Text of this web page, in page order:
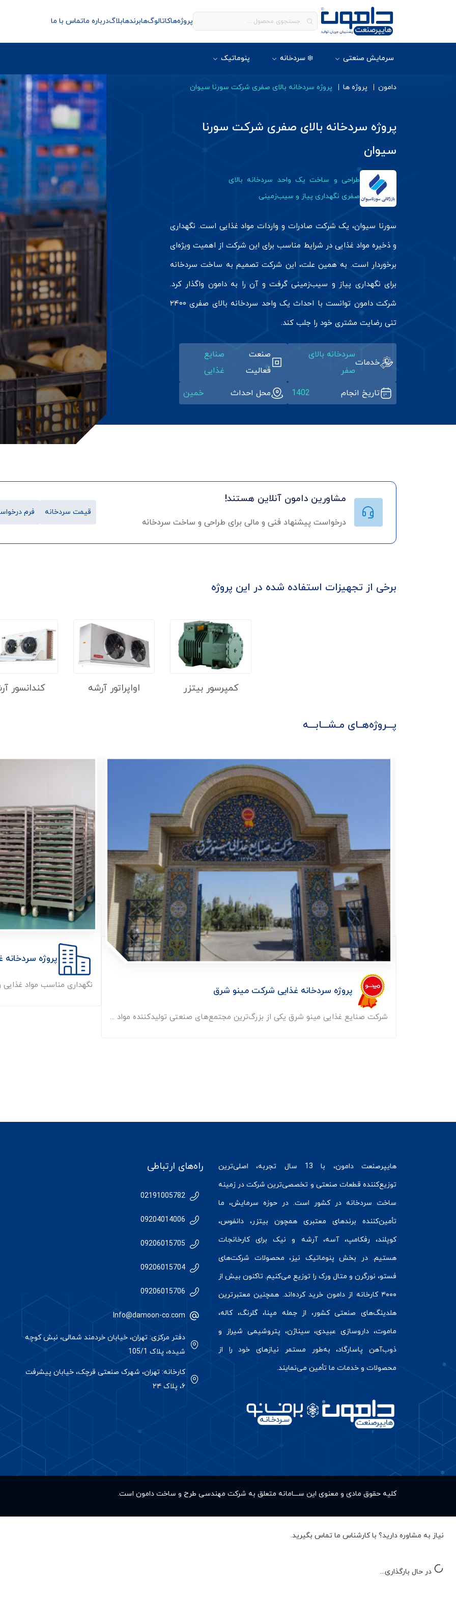
پروژه‌هاکاتالوگ‌هابرندهابلاگدرباره ماتماس با ما
سرمایش صنعتی ❄️ سردخانه پنوماتیک
دامون پروژه ها پروژه سردخانه بالای صفری شرکت سورنا سیوان
پروژه سردخانه بالای صفری شرکت سورنا
سیوان
طراحی و ساخت یک واحد سردخانه بالای
صفری نگهداری پیاز و سیب‌زمینی
سورنا سیوان، یک شرکت صادرات و واردات مواد غذایی است. نگهداری
و ذخیره مواد غذایی در شرایط مناسب برای این شرکت از اهمیت ویژه‌ای
برخوردار است. به همین علت، این شرکت تصمیم به ساخت سردخانه
برای نگهداری پیاز و سیب‌زمینی گرفت و آن را به دامون واگذار کرد.
شرکت دامون توانست با احداث یک واحد سردخانه بالای صفری ۲۴۰۰
تنی رضایت مشتری خود را جلب کند.
خدمات
سردخانه بالای
صفر
صنعت
فعالیت
صنایع
غذایی
تاریخ انجام
1402 محل احداث خمین
مشاورین دامون آنلاین هستند!
درخواست پیشنهاد فنی و مالی برای طراحی و ساخت سردخانه
قیمت سردخانه فرم
برخی از تجهیزات استفاده شده در این پروژه
کمپرسور بیتزر اواپراتور آرشه کندانسور
پـــروژه‌هــای مـشـــابـــه
پروژه سردخانه غذایی شرکت مینو شرق
شرکت صنایع غذایی مینو شرق یکی از بزرگ‌ترین مجتمع‌های صنعتی تولیدکننده مواد ...
پروژه سردخانه
نگهداری مناسب مواد غذایی
هایپرصنعت
دامون، با 13 سال تجربه، اصلی‌ترین
توزیع‌کننده قطعات صنعتی و تخصصی‌ترین شرکت در زمینه
ساخت سردخانه در کشور است. در حوزه سرمایش، ما
تأمین‌کننده برندهای معتبری همچون بیتزر، دانفوس،
کوپلند، رفکامپ، آسه، آرشه و نیک برای کارخانجات
هستیم. در بخش پنوماتیک نیز، محصولات شرکت‌های
فستو، نورگرن و متال ورک را توزیع می‌کنیم. تاکنون بیش از
۴۰۰۰ کارخانه از دامون خرید کرده‌اند. همچنین معتبرترین
هلدینگ‌های صنعتی کشور، از جمله مپنا، گلرنگ، کاله،
ماموت، داروسازی عبیدی، سیناژن، پتروشیمی شیراز و
ذوب‌آهن پاسارگاد، به‌طور مستمر نیازهای خود را از
محصولات و خدمات ما تأمین می‌نمایند.
راه‌های ارتباطی
02191005782
09204014006
09206015705
09206015704
09206015706
Info@damoon-co.com
دفتر مرکزی: تهران، خیابان خردمند شمالی، نبش کوچه
شیده، پلاک 105/1
کارخانه: تهران، شهرک صنعتی قرچک، خیابان پیشرفت
۶، پلاک ۲۴
کلیه حقوق مادى و معنوى این ســـامانه متعلق به شرکت مهندسی طرح و ساخت دامون است.
نیاز به مشاوره دارید؟ با کارشناس ما تماس بگیرید.
در حال بارگذاری...